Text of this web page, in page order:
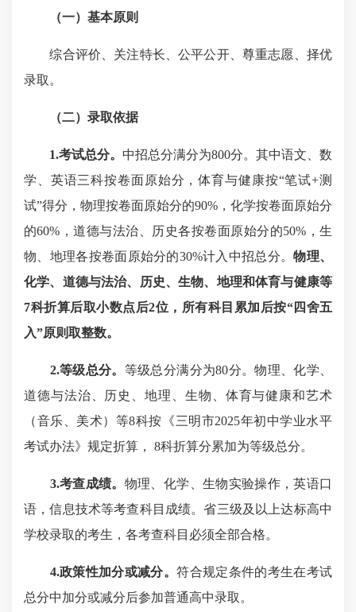
（一）基本原则
综合评价、关注特长、公平公开、尊重志愿、择优
录取。
（二）录取依据
1.考试总分。 中招总分满分为800分。其中语文、数
学、英语三科按卷面原始分，体育与健康按“笔试+测
试”得分，物理按卷面原始分的90%，化学按卷面原始分
的60%，道德与法治、历史各按卷面原始分的50%，生
物、地理各按卷面原始分的30%计入中招总分。物理、
化学、道德与法治、历史、生物、地理和体育与健康等
7科折算后取小数点后2位，所有科目累加后按“四舍五
入”原则取整数。
2.等级总分。 等级总分满分为80分。物理、化学、
道德与法治、历史、地理、生物、体育与健康和艺术
（音乐、美术）等8科按《三明市2025年初中学业水平
考试办法》规定折算， 8科折算分累加为等级总分。
3.考查成绩。 物理、化学、生物实验操作，英语口
语，信息技术等考查科目成绩。省三级及以上达标高中
学校录取的考生，各考查科目必须全部合格。
4.政策性加分或减分。符合规定条件的考生在考试
总分中加分或减分后参加普通高中录取。